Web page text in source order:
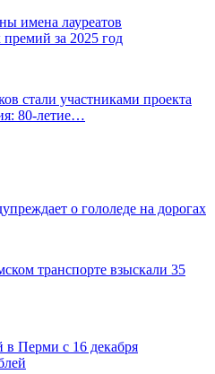
имена лауреатов
за 2025 год
стали участниками проекта
80-летие…
о гололеде на дорогах
транспорте взыскали 35
Перми с 16 декабря